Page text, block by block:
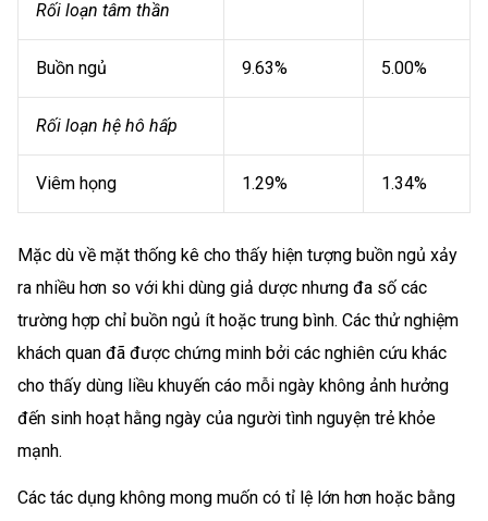
Rối loạn tâm thần
Buồn ngủ 9.63% 5.00%
Rối loạn hệ hô hấp
Viêm họng 1.29% 1.34%
Mặc dù về mặt thống kê cho thấy hiện tượng buồn ngủ xảy
ra nhiều hơn so với khi dùng giả dược nhưng đa số các
trường hợp chỉ buồn ngủ ít hoặc trung bình. Các thử nghiệm
khách quan đã được chứng minh bởi các nghiên cứu khác
cho thấy dùng liều khuyến cáo mỗi ngày không ảnh hưởng
đến sinh hoạt hằng ngày của người tình nguyện trẻ khỏe
mạnh.
Các tác dụng không mong muốn có tỉ lệ lớn hơn hoặc bằng